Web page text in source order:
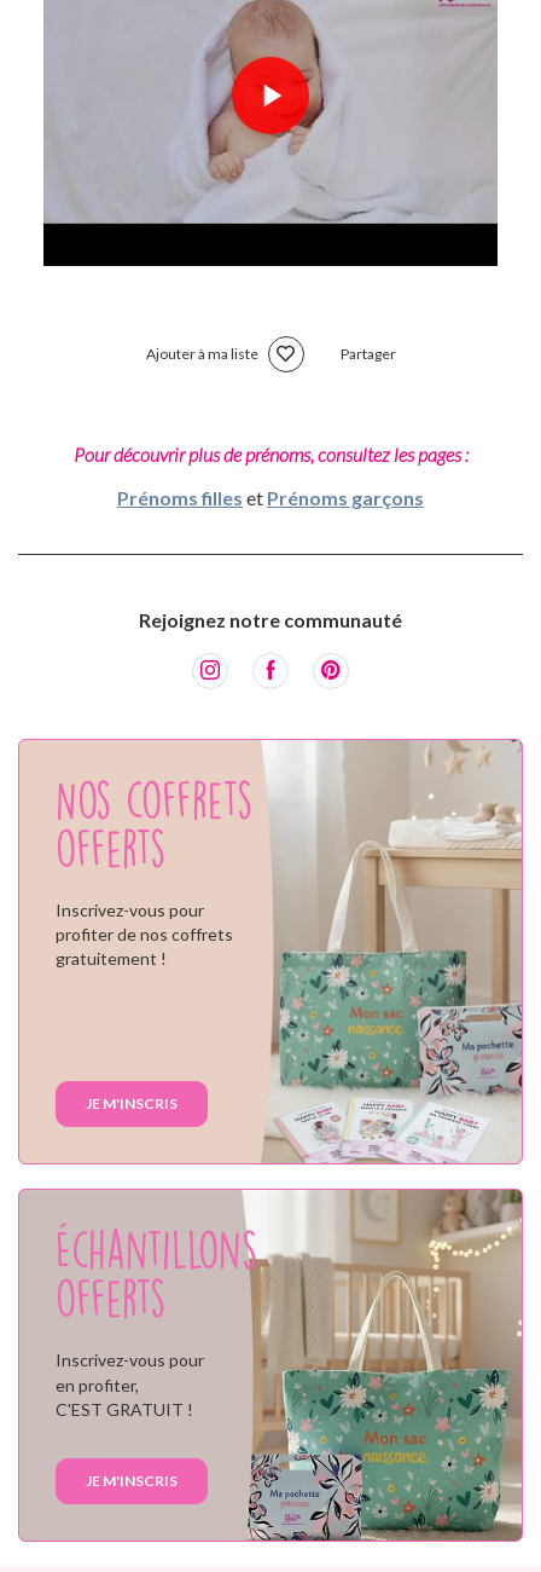
Ajouter à ma liste Partager
Pour découvrir plus de prénoms, consultez les pages :
Prénoms filles et Prénoms garçons
Rejoignez notre communauté
Nos coffrets
offerts
Inscrivez-vous pour
profiter de nos coffrets
gratuitement !
JE M'INSCRIS
Échantillons
offerts
Inscrivez-vous pour
en profiter,
C'EST GRATUIT !
JE M'INSCRIS